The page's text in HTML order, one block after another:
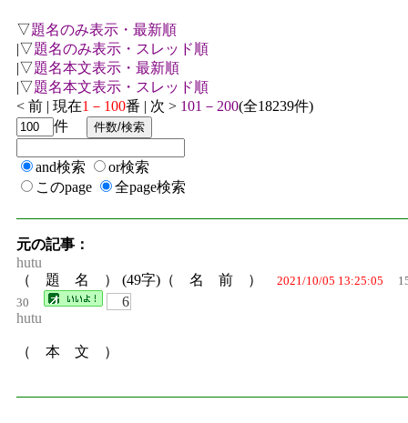
▽題名のみ表示・最新順
|▽題名のみ表示・スレッド順
|▽題名本文表示・最新順
|▽題名本文表示・スレッド順
< 前 | 現在1－100番 | 次 > 101－200(全18239件)
件
and検索
or検索
このpage
全page検索
元の記事：
hutu
（ 題 名 ） (49字)（ 名 前 ） 2021/10/05 13:25:05
30
6
hutu
（ 本 文 ）